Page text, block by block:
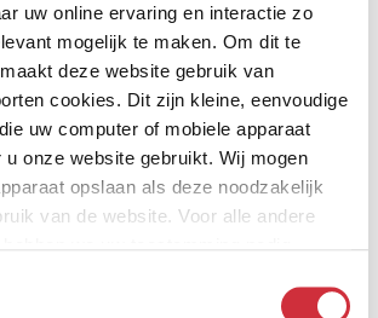
uw online ervaring en interactie zo
mogelijk te maken. Om dit te
deze website gebruik van
cookies. Dit zijn kleine, eenvoudige
uw computer of mobiele apparaat
u onze website gebruikt. Wij mogen
opslaan als deze noodzakelijk
van de website. Voor alle andere
bezoekers een hoge hal met een
Hoe konden wij in deze ‘harde’
verblijfsruimte creëren? Om de
te breken introduceerden wij een
werden daarbij geïnspireerd door
‘berceau'; een groene loofgang die
ontwerp op verschillende manieren